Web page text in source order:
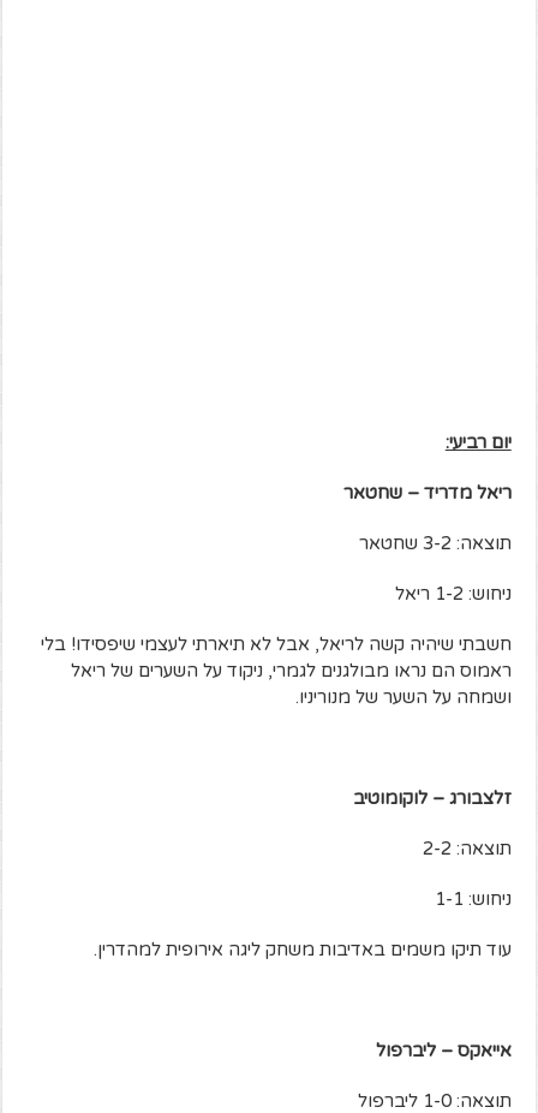
יום רביעי:
ריאל מדריד – שחטאר
תוצאה: 3-2 שחטאר
ניחוש: 1-2 ריאל
חשבתי שיהיה קשה לריאל, אבל לא תיארתי לעצמי שיפסידו! בלי
ראמוס הם נראו מבולגנים לגמרי, ניקוד על השערים של ריאל
ושמחה על השער של מנוריניו.
זלצבורג – לוקומוטיב
תוצאה: 2-2
ניחוש: 1-1
עוד תיקו משמים באדיבות משחק ליגה אירופית למהדרין.
אייאקס – ליברפול
תוצאה: 1-0 ליברפול